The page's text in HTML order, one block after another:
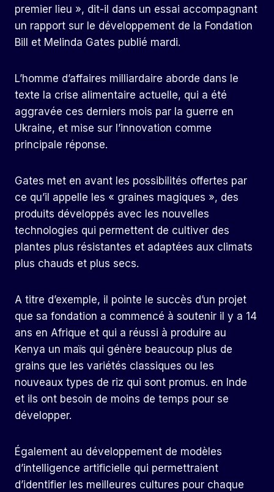
premier lieu », dit-il dans un essai accompagnant
un rapport sur le développement de la Fondation
Bill et Melinda Gates publié mardi.
L’homme d’affaires milliardaire aborde dans le
texte la crise alimentaire actuelle, qui a été
aggravée ces derniers mois par la guerre en
Ukraine, et mise sur l’innovation comme
principale réponse.
Gates met en avant les possibilités offertes par
ce qu’il appelle les « graines magiques », des
produits développés avec les nouvelles
technologies qui permettent de cultiver des
plantes plus résistantes et adaptées aux climats
plus chauds et plus secs.
A titre d’exemple, il pointe le succès d’un projet
que sa fondation a commencé à soutenir il y a 14
ans en Afrique et qui a réussi à produire au
Kenya un maïs qui génère beaucoup plus de
grains que les variétés classiques ou les
nouveaux types de riz qui sont promus. en Inde
et ils ont besoin de moins de temps pour se
développer.
Également au développement de modèles
d’intelligence artificielle qui permettraient
d’identifier les meilleures cultures pour chaque